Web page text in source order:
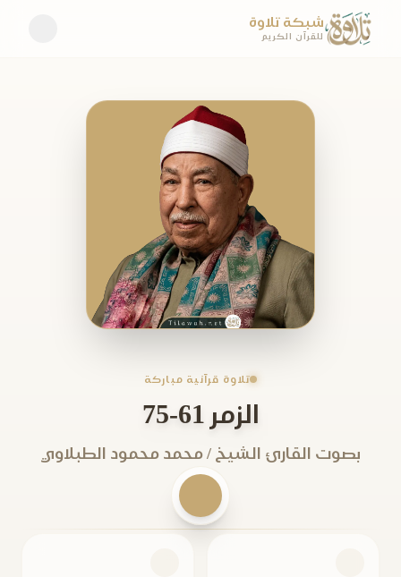
شبكة تلاوة
للقرآن الكريم
تلاوة قرآنية مباركة
الزمر 61-75
بصوت القارئ الشيخ / محمد محمود الطبلاوي